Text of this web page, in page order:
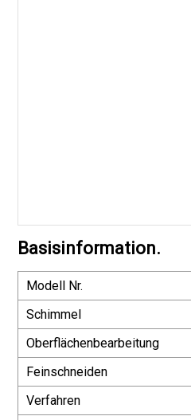
Basisinformation.
Modell Nr.
Schimmel
Oberflächenbearbeitung
Feinschneiden
Verfahren